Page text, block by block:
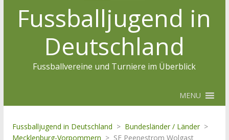
Fussballjugend in
Deutschland
Fussballvereine und Turniere im Überblick
MENU
Fussballjugend in Deutschland > Bundesländer / Länder >
Mecklenburg-Vorpommern > SF Peenestrom Wolgast